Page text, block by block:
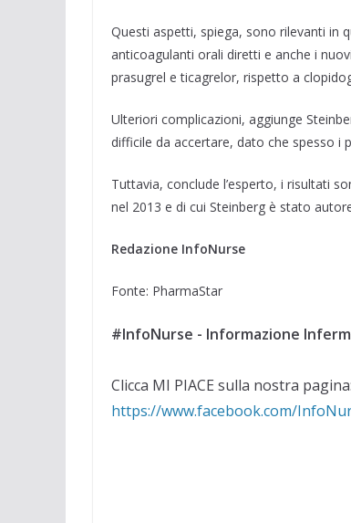
Questi aspetti, spiega, sono rilevanti in
anticoagulanti orali diretti e anche i
prasugrel e ticagrelor, rispetto a
Ulteriori complicazioni, aggiunge
difficile da accertare, dato che spesso i
Tuttavia, conclude l’esperto, i risultati
nel 2013 e di cui Steinberg è stato
Redazione InfoNurse
Fonte: PharmaStar
#InfoNurse - Informazione
Clicca MI PIACE sulla nostra pagina:
https://www.facebook.com/